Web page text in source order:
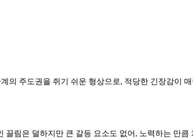
의 주도권을 쥐기 쉬운 형상으로, 적당한 긴장감이
림은 덜하지만 큰 갈등 요소도 없어, 노력하는 만